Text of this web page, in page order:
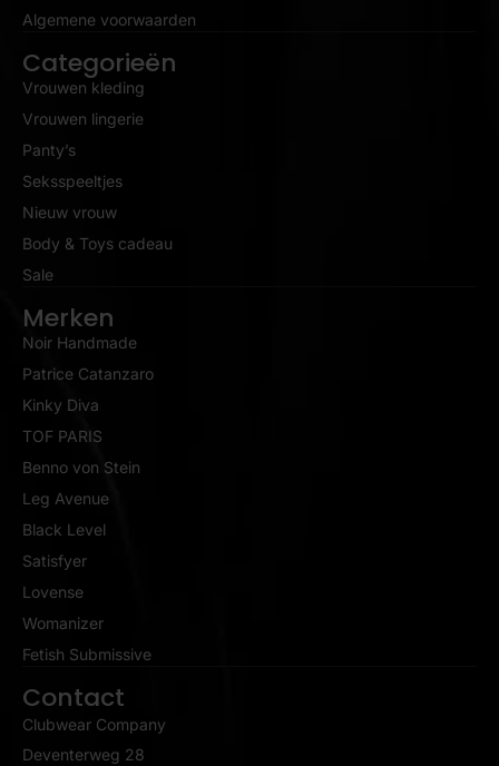
Algemene voorwaarden
Categorieën
Vrouwen kleding
Vrouwen lingerie
Panty’s
Seksspeeltjes
Nieuw vrouw
Body & Toys cadeau
Sale
Merken
Noir Handmade
Patrice Catanzaro
Kinky Diva
TOF PARIS
Benno von Stein
Leg Avenue
Black Level
Satisfyer
Lovense
Womanizer
Fetish Submissive
Contact
Clubwear Company
Deventerweg 28